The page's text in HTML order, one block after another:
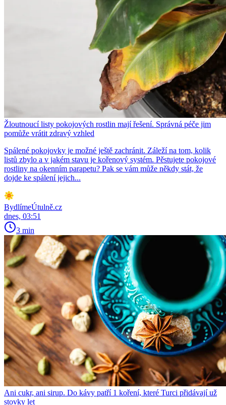
Žloutnoucí listy pokojových rostlin mají řešení. Správná péče jim
pomůže vrátit zdravý vzhled
Spálené pokojovky je možné ještě zachránit. Záleží na tom, kolik
listů zbylo a v jakém stavu je kořenový systém. Pěstujete pokojové
rostliny na okenním parapetu? Pak se vám může někdy stát, že
dojde ke spálení jejich...
BydlímeÚtulně.cz
dnes, 03:51
3 min
Ani cukr, ani sirup. Do kávy patří 1 koření, které Turci přidávají už
stovky let